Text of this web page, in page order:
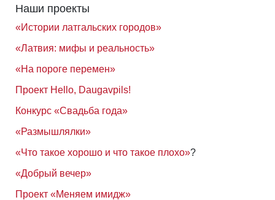
Наши проекты
«Истории латгальских городов»
«Латвия: мифы и реальность»
«На пороге перемен»
Проект Hello, Daugavpils!
Конкурс «Свадьба года»
«Размышлялки»
«Что такое хорошо и что такое плохо»?
«Добрый вечер»
Проект «Меняем имидж»